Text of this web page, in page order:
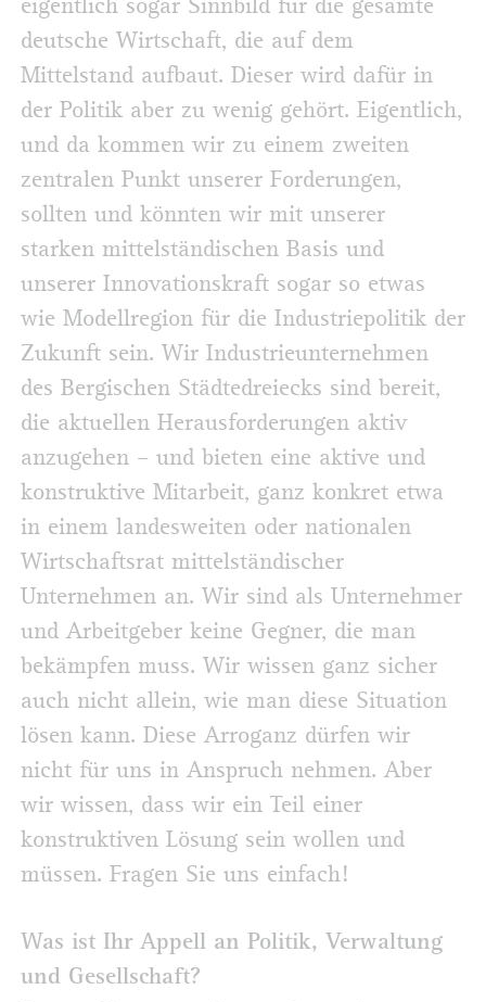
eigentlich sogar Sinnbild für die gesamte
deutsche Wirtschaft, die auf dem
Mittelstand aufbaut. Dieser wird dafür in
der Politik aber zu wenig gehört. Eigentlich,
und da kommen wir zu einem zweiten
zentralen Punkt unserer Forderungen,
sollten und könnten wir mit unserer
starken mittelständischen Basis und
unserer Innovationskraft sogar so etwas
wie Modellregion für die Industriepolitik der
Zukunft sein. Wir Industrieunternehmen
des Bergischen Städtedreiecks sind bereit,
die aktuellen Herausforderungen aktiv
anzugehen – und bieten eine aktive und
konstruktive Mitarbeit, ganz konkret etwa
in einem landesweiten oder nationalen
Wirtschaftsrat mittelständischer
Unternehmen an. Wir sind als Unternehmer
und Arbeitgeber keine Gegner, die man
bekämpfen muss. Wir wissen ganz sicher
auch nicht allein, wie man diese Situation
lösen kann. Diese Arroganz dürfen wir
nicht für uns in Anspruch nehmen. Aber
wir wissen, dass wir ein Teil einer
konstruktiven Lösung sein wollen und
müssen. Fragen Sie uns einfach!
Was ist Ihr Appell an Politik, Verwaltung
und Gesellschaft?